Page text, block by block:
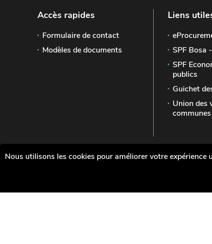
Accès rapides
Formulaire de contact
Modèles de documents
Liens
SPF Bosa
SPF
publics
Guichet
Union des
Nous utilisons les cookies pour améliorer votre
Wallonie